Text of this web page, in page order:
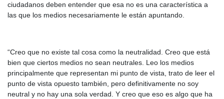
ciudadanos deben entender que esa no es una característica a
las que los medios necesariamente le están apuntando.
“Creo que no existe tal cosa como la neutralidad. Creo que está
bien que ciertos medios no sean neutrales. Leo los medios
principalmente que representan mi punto de vista, trato de leer el
punto de vista opuesto también, pero definitivamente no soy
neutral y no hay una sola verdad. Y creo que eso es algo que ha